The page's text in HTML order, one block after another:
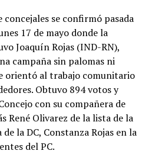
se confirmó pasada
17 de mayo donde la
Joaquín Rojas (IND-RN),
campaña sin palomas ni
orientó al trabajo comunitario
Obtuvo 894 votos y
con su compañera de
René Olivarez de la lista de la
la DC, Constanza Rojas en la
del PC.